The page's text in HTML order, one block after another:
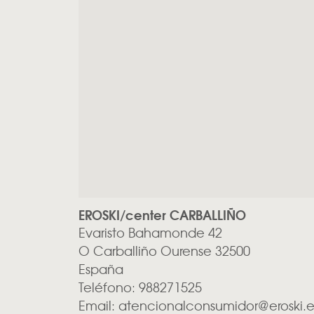
EROSKI/center CARBALLIÑO
Evaristo Bahamonde 42
O Carballiño Ourense 32500
España
Teléfono: 988271525
Email: